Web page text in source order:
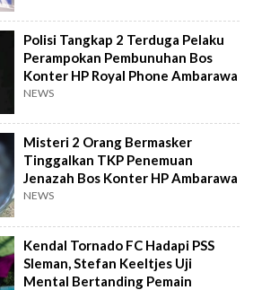
Polisi Tangkap 2 Terduga Pelaku
Perampokan Pembunuhan Bos
Konter HP Royal Phone Ambarawa
NEWS
Misteri 2 Orang Bermasker
Tinggalkan TKP Penemuan
Jenazah Bos Konter HP Ambarawa
NEWS
Kendal Tornado FC Hadapi PSS
Sleman, Stefan Keeltjes Uji
Mental Bertanding Pemain